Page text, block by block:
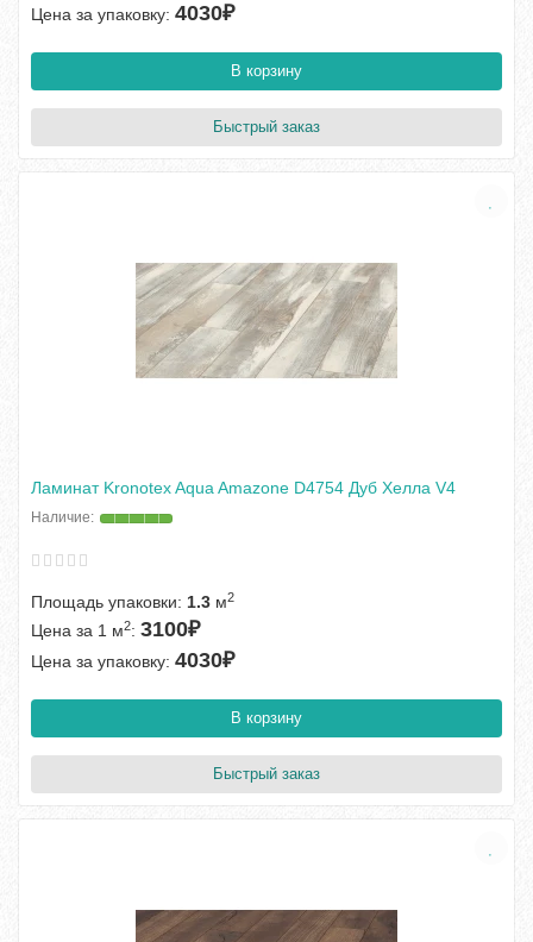
Цена за упаковку: 4030₽
В корзину
Быстрый заказ
Ламинат Kronotex Aqua Amazone D4754 Дуб Хелла V4
Площадь упаковки: 1.3 м2
Цена за 1 м2: 3100₽
Цена за упаковку: 4030₽
В корзину
Быстрый заказ